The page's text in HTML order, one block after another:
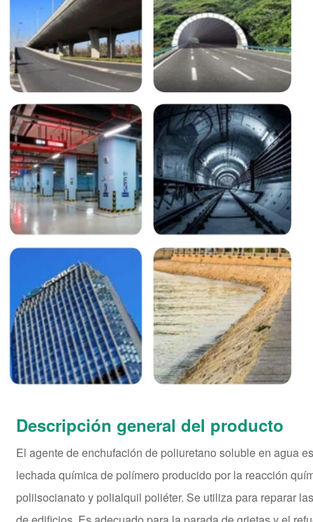
Descripción general del producto
El agente de enchufación de poliuretano soluble en agua
lechada química de polímero producido por la reacción
poliisocianato y polialquil poliéter. Se utiliza para reparar